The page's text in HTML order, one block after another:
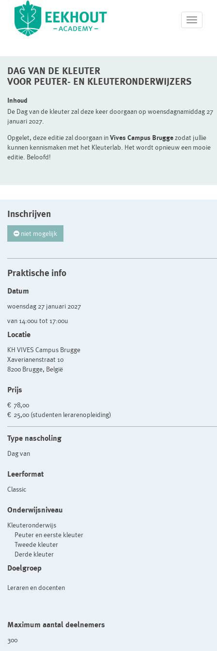
T
o
t
DAG VAN DE KLEUTER
VOOR PEUTER- EN KLEUTERONDERWIJZERS
Inhoud
De Dag van de kleuter zal deze keer doorgaan op woensdagnamiddag 27
januari 2027.
Opgelet, deze editie zal doorgaan inVives Campus Bruggezodat jullie
kunnen kennismaken met het Kleuterlab. Het wordt opnieuw een mooie
editie. Beloofd!
Inschrijven
niet mogelijk
Praktische info
Datum
woensdag 27 januari 2027
van 14:00u tot 17:00u
Locatie
KH VIVES Campus Brugge
Xaverianenstraat 10
8200 Brugge, België
Prijs
€ 78,00
€ 25,00 (studenten lerarenopleiding)
Type nascholing
Dag van
Leerformat
Classic
Onderwijsniveau
Kleuteronderwijs
Peuter en eerste kleuter
Tweede kleuter
Derde kleuter
Doelgroep
Leraren en docenten
Maximum aantal deelnemers
300